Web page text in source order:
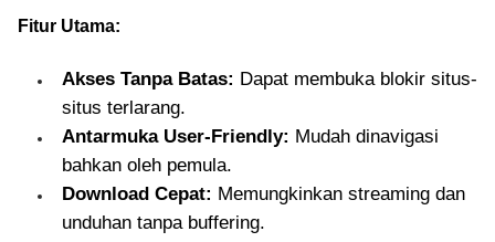
Fitur Utama:
Akses Tanpa Batas: Dapat membuka blokir situs-
situs terlarang.
Antarmuka User-Friendly: Mudah dinavigasi
bahkan oleh pemula.
Download Cepat: Memungkinkan streaming dan
unduhan tanpa buffering.